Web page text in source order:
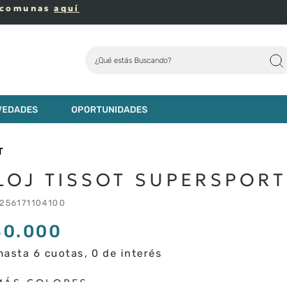
aquí
¿Qué estás Buscando?
OPORTUNIDADES
TISSOT
.000
6 cuotas, 0 de interés